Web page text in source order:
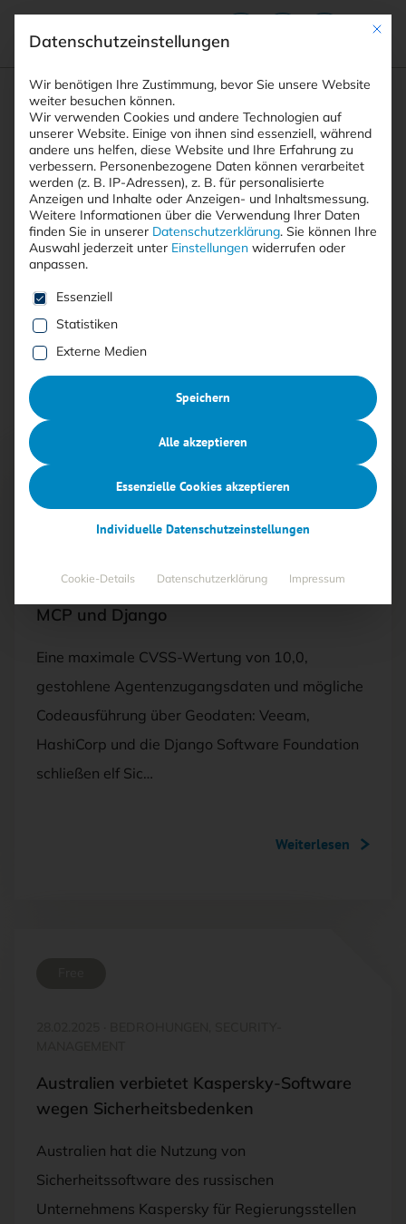
Suchfeld
Suchen
Breadcrumb-Navigation
STARTSEITE SOFTWARE-SICHERHEIT
Alle Beiträge mit dem
Schlagwort “Software-
Sicherheit”
<kes>+
Kritische Lücken treffen Veeam, Terraform
MCP und Django
Eine maximale CVSS-Wertung von 10,0,
gestohlene Agentenzugangsdaten und mögliche
Codeausführung über Geodaten: Veeam,
HashiCorp und die Django Software Foundation
schließen elf Sic…
Weiterlesen
Australien verbietet Kaspersky-Software
wegen Sicherheitsbedenken
Australien hat die Nutzung von
Sicherheitssoftware des russischen
Unternehmens Kaspersky für Regierungsstellen
Mit
Datenschutzeinstellungen
Wir benötigen Ihre Zustimmung, bevor Sie unsere Website
weiter besuchen können.
Wir verwenden Cookies und andere Technologien auf
unserer Website. Einige von ihnen sind essenziell, während
andere uns helfen, diese Website und Ihre Erfahrung zu
verbessern. Personenbezogene Daten können verarbeitet
werden (z. B. IP-Adressen), z. B. für personalisierte
Anzeigen und Inhalte oder Anzeigen- und Inhaltsmessung.
Weitere Informationen über die Verwendung Ihrer Daten
finden Sie in unserer Datenschutzerklärung. Sie können Ihre
Auswahl jederzeit unter Einstellungen widerrufen oder
anpassen.
Es folgt eine Liste der Service-Gruppen, für die eine
Essenziell
Statistiken
Externe Medien
Speichern
Alle akzeptieren
Essenzielle Cookies akzeptieren
Individuelle Datenschutzeinstellungen
Cookie-Details Datenschutzerklärung Impressum